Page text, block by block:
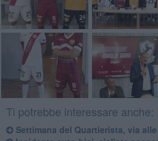
Ti potrebbe interessare anche:
Settimana del Quartierista, via alle